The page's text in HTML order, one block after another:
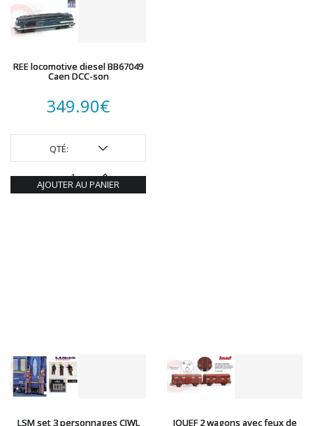
REE locomotive diesel BB67049
Caen DCC-son
349.90€
QTÉ:
AJOUTER AU PANIER
LSM set 3 personnages CIWL JOUEF 2 wagons avec feux de